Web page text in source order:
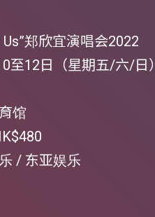
郑欣宜演唱会2022
至12日（星期五/六/日）
馆
/ 东亚娱乐